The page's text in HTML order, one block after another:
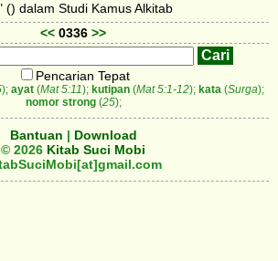
() dalam Studi Kamus Alkitab
<< 0336 >>
Pencarian Tepat
); ayat(Mat 5:11); kutipan(Mat 5:1-12); kata(Surga);
nomor strong(25);
Bantuan | Download
© 2026 Kitab Suci Mobi